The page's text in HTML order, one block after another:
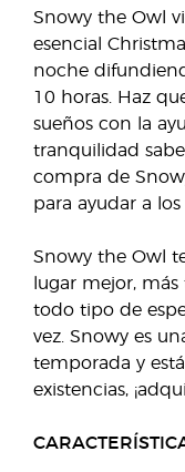
Snowy the Owl
esencial
noche
10 horas. Haz
sueños con la
tranquilidad
compra de
para ayudar a
Snowy the Owl
lugar mejor,
todo tipo de
vez. Snowy es
temporada y
existencias,